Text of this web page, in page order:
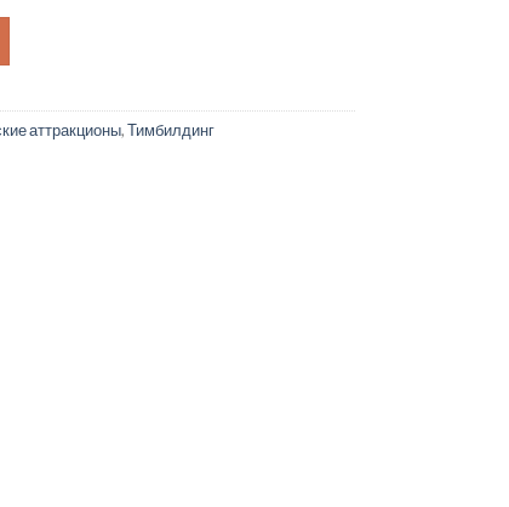
аттракционы,Тимбилдинг